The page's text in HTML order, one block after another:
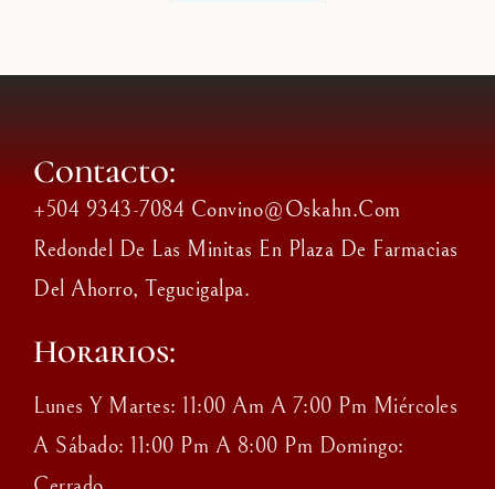
Contacto:
+504 9343-7084 Convino@oskahn.com
Redondel De Las Minitas En Plaza De Farmacias
Del Ahorro, Tegucigalpa.
Horarios:
Lunes Y Martes: 11:00 Am A 7:00 Pm Miércoles
A Sábado: 11:00 Pm A 8:00 Pm Domingo: